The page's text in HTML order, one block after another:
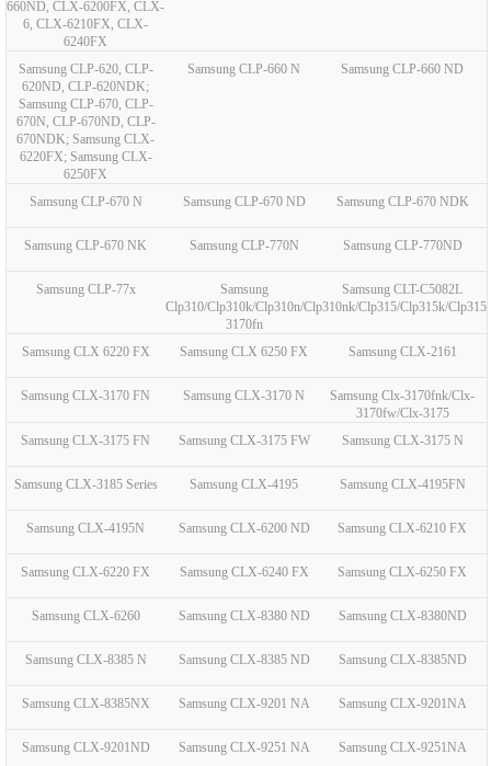
660ND, CLX-6200FX, CLX-
6, CLX-6210FX, CLX-
6240FX
Samsung CLP-620, CLP-
620ND, CLP-620NDK;
Samsung CLP-670, CLP-
670N, CLP-670ND, CLP-
670NDK; Samsung CLX-
6220FX; Samsung CLX-
6250FX
Samsung CLP-660 N Samsung CLP-660 ND
Samsung CLP-670 N Samsung CLP-670 ND Samsung CLP-670 NDK
Samsung CLP-670 NK Samsung CLP-770N Samsung CLP-770ND
Samsung CLP-77x
Samsung
Clp310/Clp310k/Clp310n/Clp310nk/Clp315/Clp315k/
3170fn
Samsung CLT-C5082L
Samsung CLX 6220 FX Samsung CLX 6250 FX Samsung CLX-2161
Samsung CLX-3170 FN Samsung CLX-3170 N
Samsung Clx-3170fnk/Clx-
3170fw/Clx-3175
Samsung CLX-3175 FN
Samsung CLX-3175 FW Samsung CLX-3175 N
Samsung CLX-3185 Series Samsung CLX-4195 Samsung CLX-4195FN
Samsung CLX-4195N Samsung CLX-6200 ND Samsung CLX-6210 FX
Samsung CLX-6220 FX Samsung CLX-6240 FX Samsung CLX-6250 FX
Samsung CLX-6260 Samsung CLX-8380 ND Samsung CLX-8380ND
Samsung CLX-8385 N Samsung CLX-8385 ND Samsung CLX-8385ND
Samsung CLX-8385NX Samsung CLX-9201 NA Samsung CLX-9201NA
Samsung CLX-9201ND Samsung CLX-9251 NA Samsung CLX-9251NA